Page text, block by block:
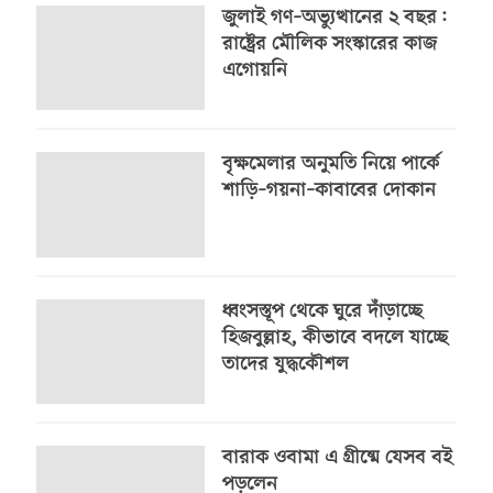
জুলাই গণ–অভ্যুত্থানের ২ বছর:
রাষ্ট্রের মৌলিক সংস্কারের কাজ
এগোয়নি
বৃক্ষমেলার অনুমতি নিয়ে পার্কে
শাড়ি–গয়না–কাবাবের দোকান
ধ্বংসস্তূপ থেকে ঘুরে দাঁড়াচ্ছে
হিজবুল্লাহ, কীভাবে বদলে যাচ্ছে
তাদের যুদ্ধকৌশল
বারাক ওবামা এ গ্রীষ্মে যেসব বই
পড়লেন